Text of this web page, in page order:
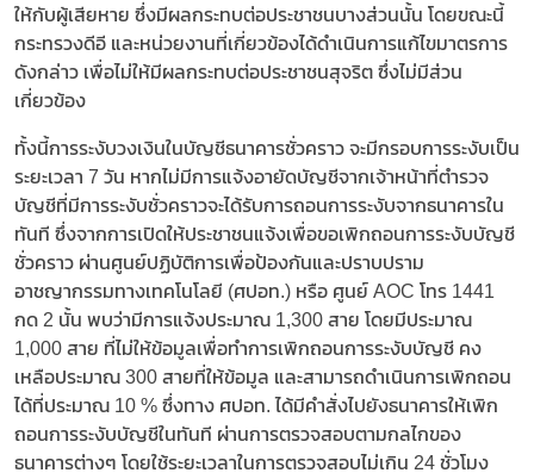
ให้กับผู้เสียหาย ซึ่งมีผลกระทบต่อประชาชนบางส่วนนั้น โดยขณะนี้
กระทรวงดีอี และหน่วยงานที่เกี่ยวข้องได้ดำเนินการแก้ไขมาตรการ
ดังกล่าว เพื่อไม่ให้มีผลกระทบต่อประชาชนสุจริต ซึ่งไม่มีส่วน
เกี่ยวข้อง
ทั้งนี้การระงับวงเงินในบัญชีธนาคารชั่วคราว จะมีกรอบการระงับเป็น
ระยะเวลา 7 วัน หากไม่มีการแจ้งอายัดบัญชีจากเจ้าหน้าที่ตำรวจ
บัญชีที่มีการระงับชั่วคราวจะได้รับการถอนการระงับจากธนาคารใน
ทันที ซึ่งจากการเปิดให้ประชาชนแจ้งเพื่อขอเพิกถอนการระงับบัญชี
ชั่วคราว ผ่านศูนย์ปฏิบัติการเพื่อป้องกันและปราบปราม
อาชญากรรมทางเทคโนโลยี (ศปอท.) หรือ ศูนย์ AOC โทร 1441
กด 2 นั้น พบว่ามีการแจ้งประมาณ 1,300 สาย โดยมีประมาณ
1,000 สาย ที่ไม่ให้ข้อมูลเพื่อทำการเพิกถอนการระงับบัญชี คง
เหลือประมาณ 300 สายที่ให้ข้อมูล และสามารถดำเนินการเพิกถอน
ได้ที่ประมาณ 10 % ซึ่งทาง ศปอท. ได้มีคำสั่งไปยังธนาคารให้เพิก
ถอนการระงับบัญชีในทันที ผ่านการตรวจสอบตามกลไกของ
ธนาคารต่างๆ โดยใช้ระยะเวลาในการตรวจสอบไม่เกิน 24 ชั่วโมง